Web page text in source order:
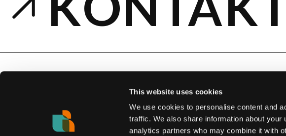
This website uses cookies
We use cookies to personalise content and
traffic. We also share information about
analytics partners who may combine it with
PROJEKTELEISTUNGEN